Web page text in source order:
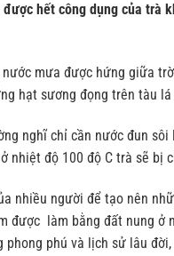
hết công dụng của trà
mưa được hứng giữa
hạt sương đọng trên tàu
nghĩ chỉ cần nước đun
nhiệt độ 100 độ C trà sẽ bị
nhiều người để tạo nên
được làm bằng đất nung ở
phú và lịch sử lâu